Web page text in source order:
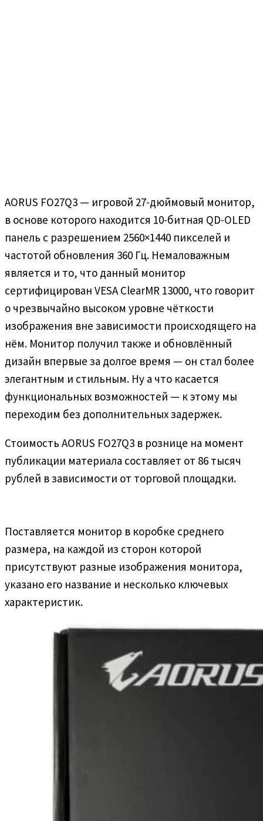
AORUS FO27Q3 — игровой 27-дюймовый монитор,
в основе которого находится 10-битная QD-OLED
панель с разрешением 2560×1440 пикселей и
частотой обновления 360 Гц. Немаловажным
является и то, что данный монитор
сертифицирован VESA ClearMR 13000, что говорит
о чрезвычайно высоком уровне чёткости
изображения вне зависимости происходящего на
нём. Монитор получил также и обновлённый
дизайн впервые за долгое время — он стал более
элегантным и стильным. Ну а что касается
функциональных возможностей — к этому мы
переходим без дополнительных задержек.
Стоимость AORUS FO27Q3 в рознице на момент
публикации материала составляет от 86 тысяч
рублей в зависимости от торговой площадки.
Поставляется монитор в коробке среднего
размера, на каждой из сторон которой
присутствуют разные изображения монитора,
указано его название и несколько ключевых
характеристик.